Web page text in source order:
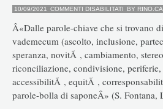
10/09/2021 COMMENTI DISABILITATI SU
BY
Â«Dalle parole-chiave che si trovano
vademecum (ascolto, inclusione,
speranza, novitÃ , cambiamento,
riconciliazione, condivisione,
accessibilitÃ , equitÃ ,
parole-bolla di saponeÂ» (S. Fontana,